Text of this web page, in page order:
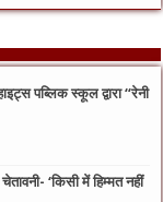
पब्लिक स्कूल द्वारा “रेनी
‘किसी में हिम्मत नहीं